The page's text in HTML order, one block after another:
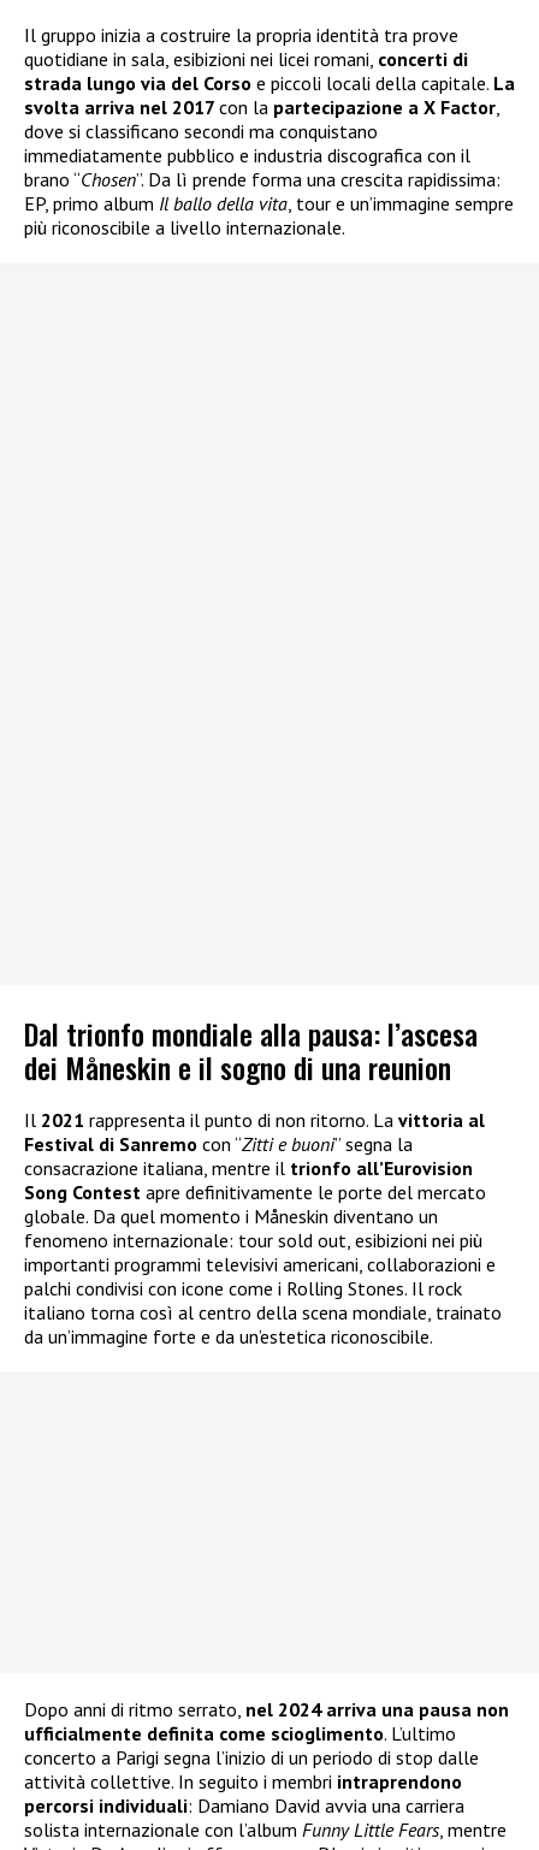
Il gruppo inizia a costruire la propria identità tra prove
quotidiane in sala, esibizioni nei licei romani, concerti di
strada lungo via del Corso e piccoli locali della capitale. La
svolta arriva nel 2017 con la partecipazione a X Factor
dove si classificano secondi ma conquistano
immediatamente pubblico e industria discografica con il
brano “Chosen”. Da lì prende forma una crescita rapidissima:
EP, primo album Il ballo della vita , tour e un’immagine sempre
più riconoscibile a livello internazionale.
Dal trionfo mondiale alla pausa: l’ascesa
dei Måneskin e il sogno di una reunion
Il 2021 rappresenta il punto di non ritorno. La vittoria al
Festival di Sanremo con “Zitti e buoni” segna la
consacrazione italiana, mentre il trionfo all’Eurovision
Song Contest apre definitivamente le porte del mercato
globale. Da quel momento i Måneskin diventano un
fenomeno internazionale: tour sold out, esibizioni nei più
importanti programmi televisivi americani, collaborazioni e
palchi condivisi con icone come i Rolling Stones. Il rock
italiano torna così al centro della scena mondiale, trainato
da un’immagine forte e da un’estetica riconoscibile.
Dopo anni di ritmo serrato, nel 2024 arriva una pausa non
ufficialmente definita come scioglimento. L’ultimo
concerto a Parigi segna l’inizio di un periodo di stop dalle
attività collettive. In seguito i membri intraprendono
percorsi individuali: Damiano David avvia una carriera
solista internazionale con l’album Funny Little Fears, mentre